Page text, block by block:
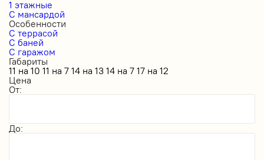
1 этажные
С мансардой
Особенности
С террасой
С баней
С гаражом
Габариты
11 на 10 11 на 7 14 на 13 14 на 7 17 на 12
Цена
От:
До: